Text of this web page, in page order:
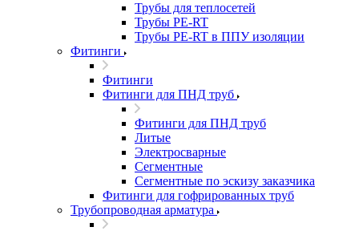
Трубы для теплосетей
Трубы PE-RT
Трубы PE-RT в ППУ изоляции
Фитинги
Фитинги
Фитинги для ПНД труб
Фитинги для ПНД труб
Литые
Электросварные
Сегментные
Сегментные по эскизу заказчика
Фитинги для гофрированных труб
Трубопроводная арматура